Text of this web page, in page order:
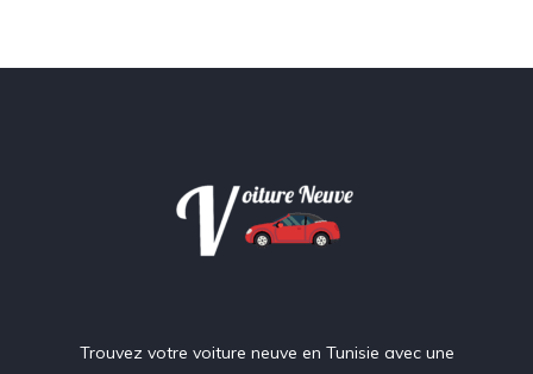
Trouvez votre voiture neuve en Tunisie avec une